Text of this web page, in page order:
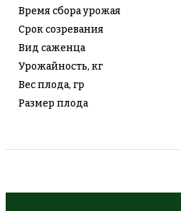
Время сбора урожая
Срок созревания
Вид саженца
Урожайность, кг
Вес плода, гр
Размер плода